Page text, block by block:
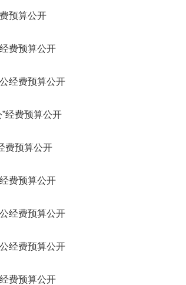
预算公开
费预算公开
经费预算公开
经费预算公开
费预算公开
费预算公开
经费预算公开
经费预算公开
费预算公开